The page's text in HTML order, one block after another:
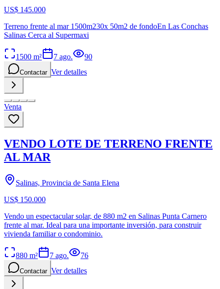
US$ 145.000
Terreno frente al mar 1500m230x 50m2 de fondoEn Las Conchas
Salinas Cerca al Supermaxi
1500 m² 7 ago. 90
Contactar Ver detalles
Venta
VENDO LOTE DE TERRENO FRENTE
AL MAR
Salinas, Provincia de Santa Elena
US$ 150.000
Vendo un espectacular solar, de 880 m2 en Salinas Punta Carnero
frente al mar. Ideal para una importante inversión, para construir
vivienda familiar o condominio.
880 m² 7 ago. 76
Contactar Ver detalles